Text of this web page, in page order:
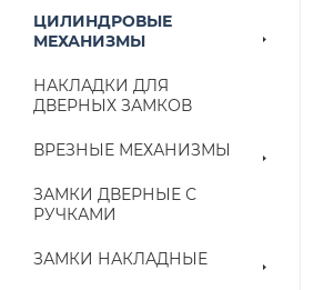
ЦИЛИНДРОВЫЕ
МЕХАНИЗМЫ
НАКЛАДКИ ДЛЯ
ДВЕРНЫХ ЗАМКОВ
ВРЕЗНЫЕ МЕХАНИЗМЫ
ЗАМКИ ДВЕРНЫЕ С
РУЧКАМИ
ЗАМКИ НАКЛАДНЫЕ